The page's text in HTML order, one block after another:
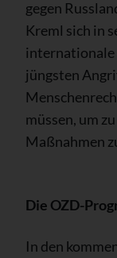
gegen
Kreml sich in
internationale
jüngsten
müssen, um
Maßnahmen
Die OZD-
In den